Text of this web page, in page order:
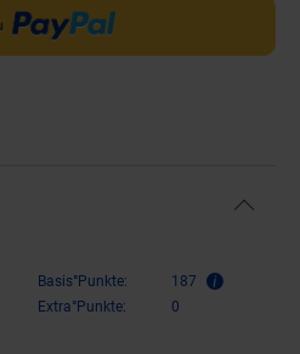
Basis°Punkte:
187
Extra°Punkte:
0